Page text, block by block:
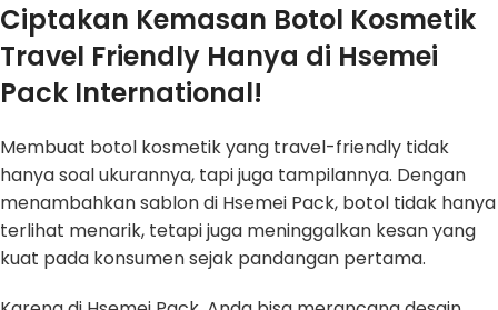
Ciptakan Kemasan Botol Kosmetik
Travel Friendly Hanya di Hsemei
Pack International!
Membuat botol kosmetik yang travel-friendly tidak
hanya soal ukurannya, tapi juga tampilannya. Dengan
menambahkan sablon di Hsemei Pack, botol tidak hanya
terlihat menarik, tetapi juga meninggalkan kesan yang
kuat pada konsumen sejak pandangan pertama.